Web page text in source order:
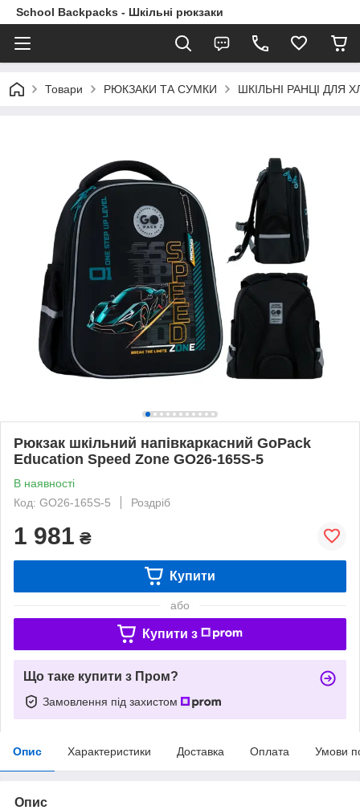
School Backpacks - Шкільні рюкзаки
Товари РЮКЗАКИ ТА СУМКИ ШКІЛЬНІ РАНЦІ ДЛЯ
Рюкзак шкільний напівкаркасний GoPack
Education Speed Zone GO26-165S-5
В наявності
Код: GO26-165S-5
Роздріб
1 981 ₴
Купити
або
Купити з
Що таке купити з Пром?
Замовлення під захистом
Опис Характеристики Доставка Оплата Умови
Опис